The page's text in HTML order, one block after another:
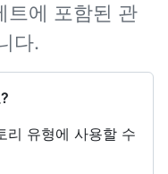
트에 포함된 관
다.
리 유형에 사용할 수